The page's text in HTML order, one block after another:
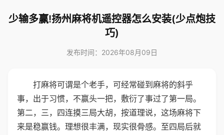
少输多赢!扬州麻将机遥控器怎么安装(少点炮技
巧)
发布时间：2026年08月09日
打麻将可谓是个老手，可经常碰到麻将的斜乎
事，出于习惯，不赢头一把，敷衍了事过了第一局。
第二，三，四连摸三局大胡，按道理说，这场麻将下
来是稳赢钱。理想很丰满，现实很骨感。至四局后就